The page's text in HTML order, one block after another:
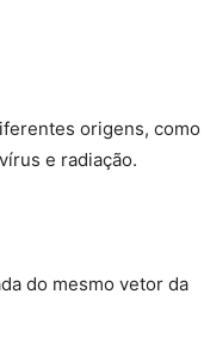
origens, como
e radiação.
do mesmo vetor da